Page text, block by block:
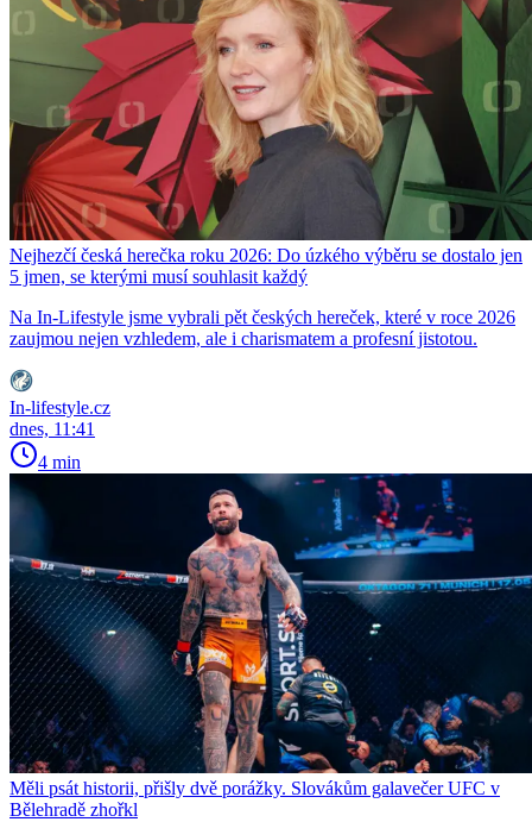
Nejhezčí česká herečka roku 2026: Do úzkého výběru se dostalo jen
5 jmen, se kterými musí souhlasit každý
Na In-Lifestyle jsme vybrali pět českých hereček, které v roce 2026
zaujmou nejen vzhledem, ale i charismatem a profesní jistotou.
In-lifestyle.cz
dnes, 11:41
4 min
Měli psát historii, přišly dvě porážky. Slovákům galavečer UFC v
Bělehradě zhořkl